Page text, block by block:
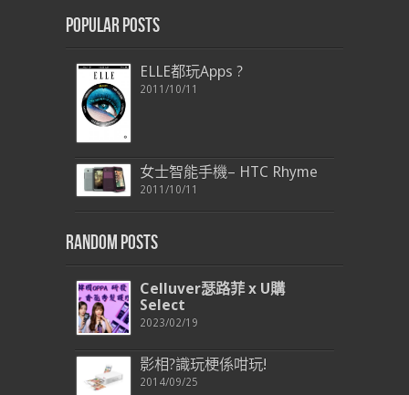
Popular Posts
ELLE都玩Apps ?
2011/10/11
女士智能手機– HTC Rhyme
2011/10/11
Random Posts
Celluver瑟路菲x U購
Select
2023/02/19
影相?識玩梗係咁玩!
2014/09/25